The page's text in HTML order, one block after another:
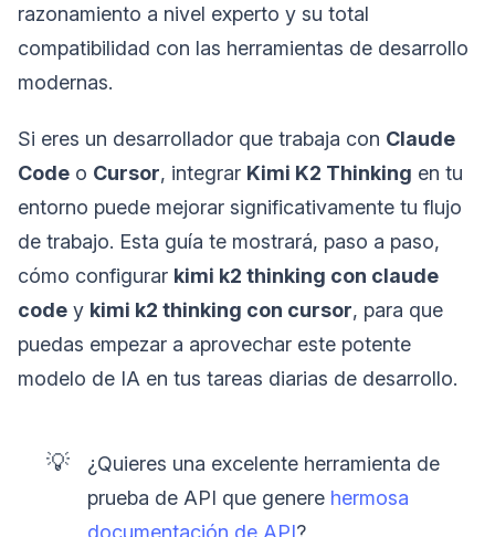
razonamiento a nivel experto y su total
compatibilidad con las herramientas de desarrollo
modernas.
Si eres un desarrollador que trabaja con Claude
Code o Cursor, integrar Kimi K2 Thinking en tu
entorno puede mejorar significativamente tu flujo
de trabajo. Esta guía te mostrará, paso a paso,
cómo configurar kimi k2 thinking con claude
code y kimi k2 thinking con cursor, para que
puedas empezar a aprovechar este potente
modelo de IA en tus tareas diarias de desarrollo.
💡
¿Quieres una excelente herramienta de
prueba de API que genere hermosa
documentación de API?